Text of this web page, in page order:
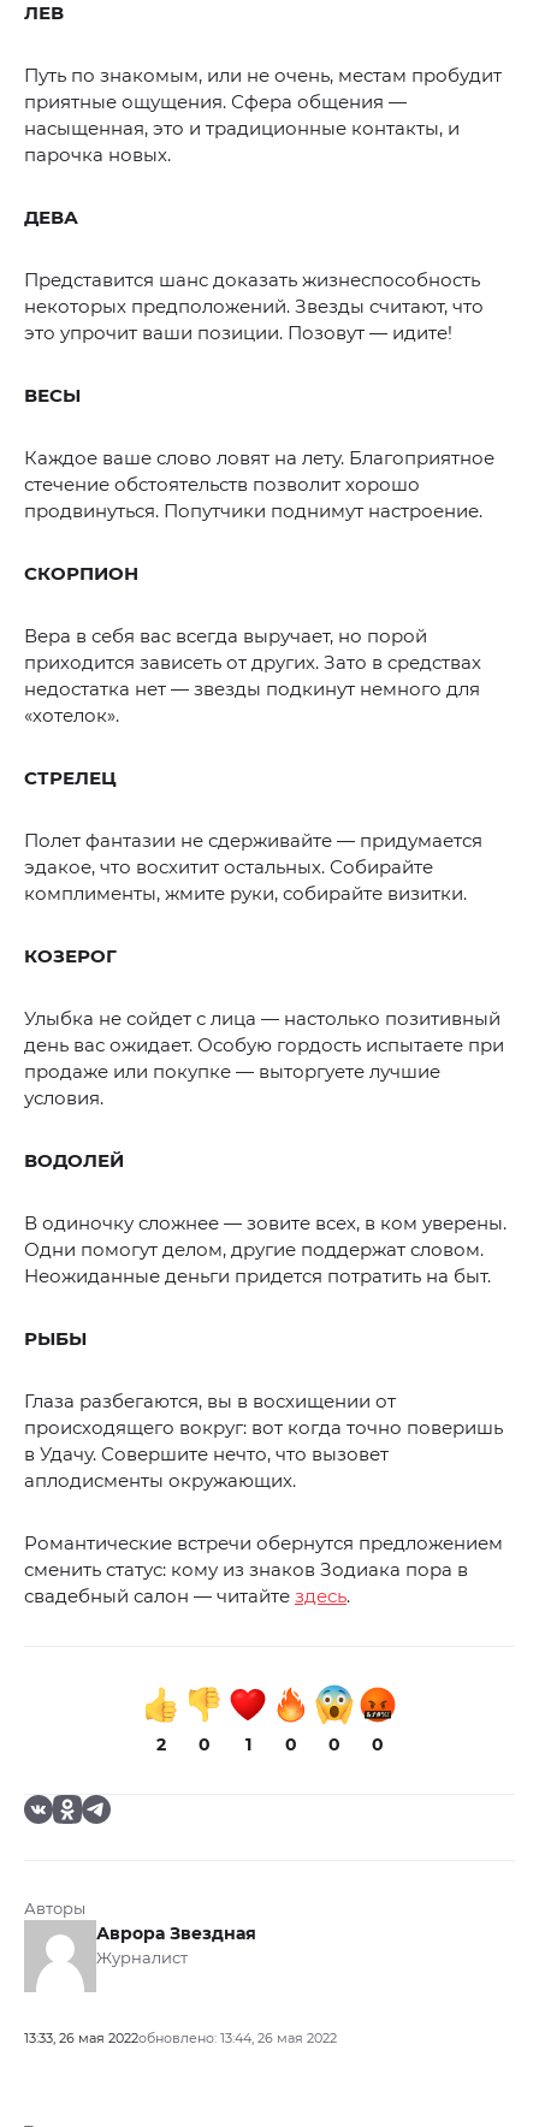
ЛЕВ
Путь по знакомым, или не очень, местам пробудит
приятные ощущения. Сфера общения —
насыщенная, это и традиционные контакты, и
парочка новых.
ДЕВА
Представится шанс доказать жизнеспособность
некоторых предположений. Звезды считают, что
это упрочит ваши позиции. Позовут — идите!
ВЕСЫ
Каждое ваше слово ловят на лету. Благоприятное
стечение обстоятельств позволит хорошо
продвинуться. Попутчики поднимут настроение.
СКОРПИОН
Вера в себя вас всегда выручает, но порой
приходится зависеть от других. Зато в средствах
недостатка нет — звезды подкинут немного для
«хотелок».
СТРЕЛЕЦ
Полет фантазии не сдерживайте — придумается
эдакое, что восхитит остальных. Собирайте
комплименты, жмите руки, собирайте визитки.
КОЗЕРОГ
Улыбка не сойдет с лица — настолько позитивный
день вас ожидает. Особую гордость испытаете при
продаже или покупке — выторгуете лучшие
условия.
ВОДОЛЕЙ
В одиночку сложнее — зовите всех, в ком уверены.
Одни помогут делом, другие поддержат словом.
Неожиданные деньги придется потратить на быт.
РЫБЫ
Глаза разбегаются, вы в восхищении от
происходящего вокруг: вот когда точно поверишь
в Удачу. Совершите нечто, что вызовет
аплодисменты окружающих.
Романтические встречи обернутся предложением
сменить статус: кому из знаков Зодиака пора в
свадебный салон — читайте здесь.
2 0 1 0 0 0
Авторы
Аврора Звездная
Журналист
13:33, 26 мая 2022обновлено: 13:44, 26 мая 2022